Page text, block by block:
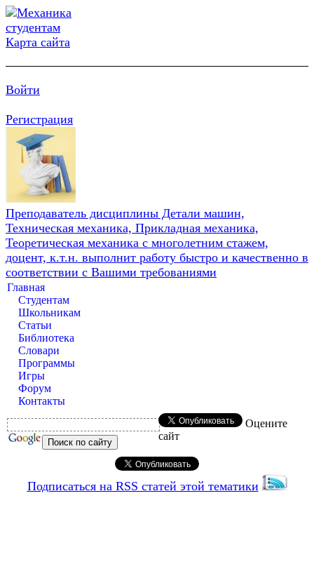
Карта сайта
Войти
Регистрация
Преподаватель дисциплины Детали машин,
Техническая механика, Прикладная механика,
Теоретическая механика с многолетним стажем,
доцент, к.т.н. выполнит работу быстро и качественно в
соответствии с Вашими требованиями
Главная
Студентам
Школьникам
Статьи
Библиотека
Словари
Программы
Игры
Форум
Контакты
Оцените
сайт
Подписаться на RSS статей этой тематики